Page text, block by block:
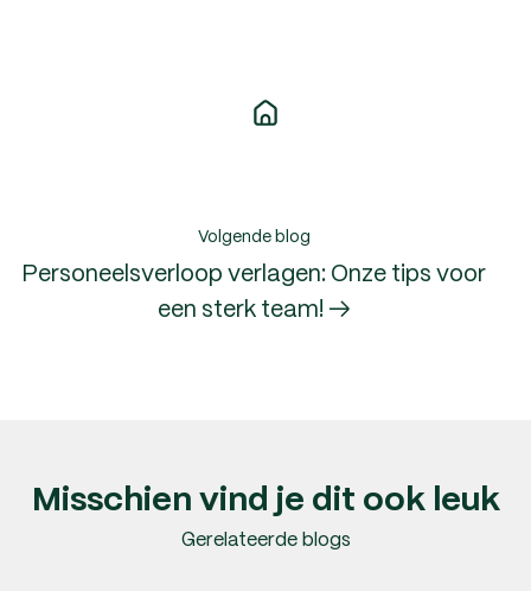
Volgende blog
Personeelsverloop verlagen: Onze tips voor
een sterk team! →
Misschien vind je dit ook leuk
Gerelateerde blogs